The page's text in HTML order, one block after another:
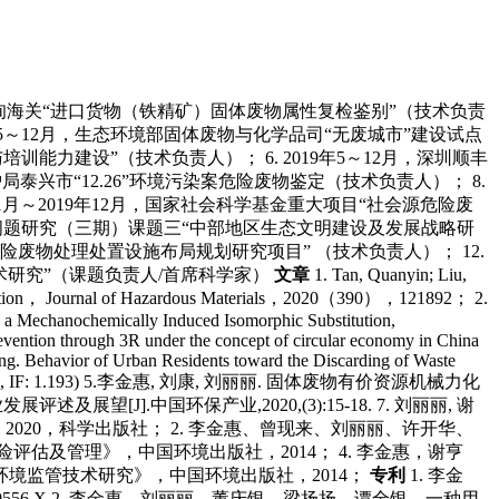
海关“进口货物（铁精矿）固体废物属性复检鉴别”（技术负责
～12月，生态环境部固体废物与化学品司“无废城市”建设试点
训能力建设”（技术负责人）；
6. 2019年5～12月，深圳顺丰
泰兴市“12.26”环境污染案危险废物鉴定（技术负责人）；
8.
月～2019年12月，国家社会科学基金重大项目“社会源危险废
研究（三期）课题三“中部地区生态文明建设及发展战略研
废物处理处置设施布局规划研究项目” （技术负责人）；
12.
究”（课题负责人/首席科学家）
文章 1. Tan, Quanyin; Liu,
， Journal of Hazardous Materials，2020（390），121892；
2.
Induced Isomorphic Substitution,
through 3R under the concept of circular economy in China
Behavior of Urban Residents toward the Discarding of Waste
IF: 1.193) 5.李金惠, 刘康, 刘丽丽. 固体废物有价资源机械力化
展评述及展望[J].中国环保产业,2020,(3):15-18. 7. 刘丽丽, 谢
，科学出版社；
2. 李金惠、曾现来、刘丽丽、许开华、
估及管理》，中国环境出版社，2014；
4. 李金惠，谢亨
监管技术研究》，中国环境出版社，2014；
专利 1. 李金